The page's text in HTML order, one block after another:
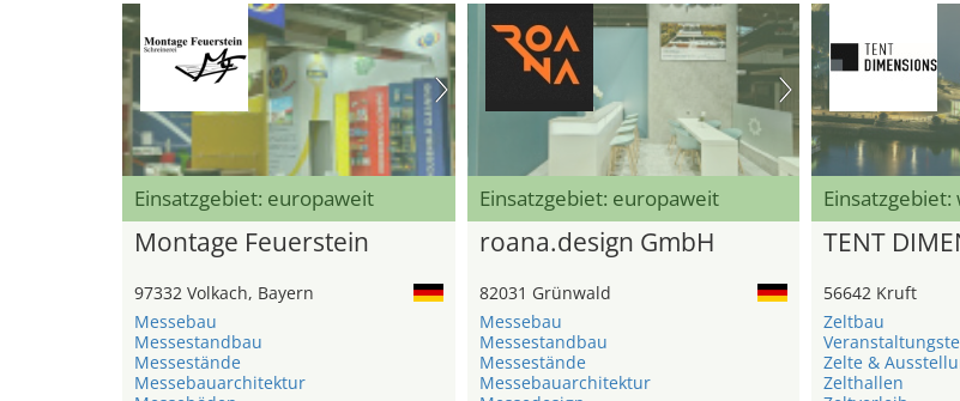
Einsatzgebiet: europaweit
Montage Feuerstein
97332 Volkach, Bayern
Messebau
Messestandbau
Messestände
Messebauarchitektur
Einsatzgebiet: europaweit
roana.design GmbH
82031 Grünwald
Messebau
Messestandbau
Messestände
Messebauarchitektur
TENT
56642 Kruft
Zeltbau
Zelte &
Zelthallen